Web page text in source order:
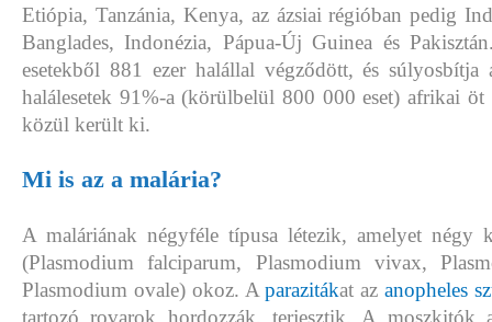
Etiópia, Tanzánia, Kenya, az ázsiai régióban pedig
Banglades, Indonézia, Pápua-Új Guinea és
esetekből 881 ezer halállal végződött, és
halálesetek 91%-a (körülbelül 800 000 eset) afrikai
közül került ki.
Mi is az a malária?
A maláriának négyféle típusa létezik, amelyet négy
(Plasmodium falciparum, Plasmodium vivax,
Plasmodium ovale) okoz. Aparazitákat azanopheles
tartozó rovarok hordozzák, terjesztik. A moszkitók